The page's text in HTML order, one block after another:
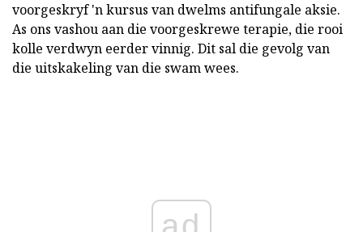
voorgeskryf 'n kursus van dwelms antifungale aksie.
As ons vashou aan die voorgeskrewe terapie, die rooi
kolle verdwyn eerder vinnig. Dit sal die gevolg van
die uitskakeling van die swam wees.